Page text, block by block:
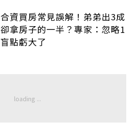
合資買房常見誤解！弟弟出3成
卻拿房子的一半？專家：忽略1
盲點虧大了